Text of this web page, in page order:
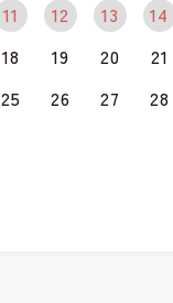
11 12 13 14
18 19 20 21
25 26 27 28